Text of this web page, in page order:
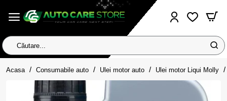
Căutare...
Acasa homeConsumabile auto Ulei motor auto Ulei motor Liqui Molly